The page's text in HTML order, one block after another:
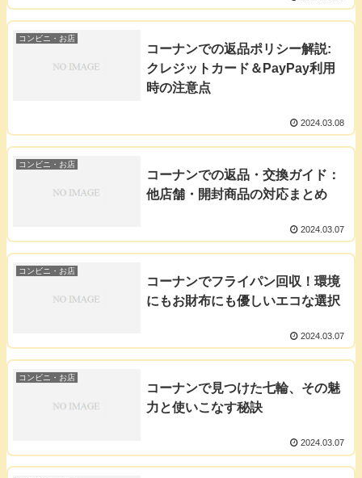
コンビニ・お店
コーナンでの返品ポリシー解説:
クレジットカード＆PayPay利用
時の注意点
2024.03.08
コンビニ・お店
コーナンでの返品・交換ガイド：
他店舗・開封商品の対応まとめ
2024.03.07
コンビニ・お店
コーナンでフライパン回収！環境
にもお財布にも優しいエコな選択
2024.03.07
コンビニ・お店
コーナンで見つけた七輪、その魅
力と使いこなす秘訣
2024.03.07